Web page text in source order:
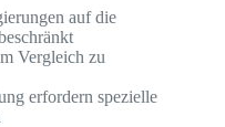
auf die
Vergleich zu
erfordern spezielle